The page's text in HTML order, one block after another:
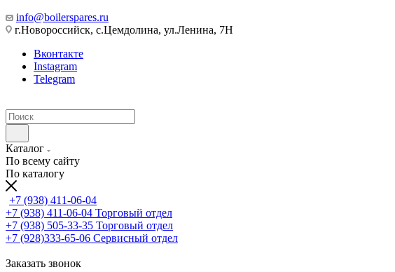
info@boilerspares.ru
г.Новороссийск, с.Цемдолина, ул.Ленина, 7Н
Вконтакте
Instagram
Telegram
Каталог
По всему сайту
По каталогу
+7 (938) 411-06-04
+7 (938) 411-06-04 Торговый отдел
+7 (938) 505-33-35 Торговый отдел
+7 (928)333-65-06 Сервисный отдел
Заказать звонок